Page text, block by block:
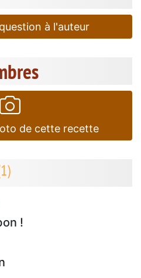
à l'auteur
de cette recette
!